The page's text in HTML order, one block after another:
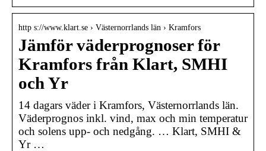
http s://www.klart.se › Västernorrlands län › Kramfors
Jämför väderprognoser för
Kramfors från Klart, SMHI
och Yr
14 dagars väder i Kramfors, Västernorrlands län.
Väderprognos inkl. vind, max och min temperatur
och solens upp- och nedgång. … Klart, SMHI &
Yr …